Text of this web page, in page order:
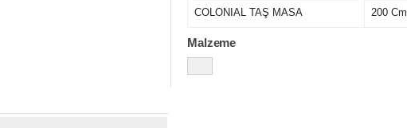
COLONIAL TAŞ MASA 200 Cm
Malzeme